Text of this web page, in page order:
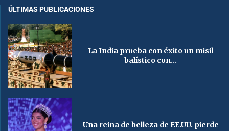
ÚLTIMAS PUBLICACIONES
La India prueba con éxito un misil
balístico con...
Una reina de belleza de EE.UU. pierde